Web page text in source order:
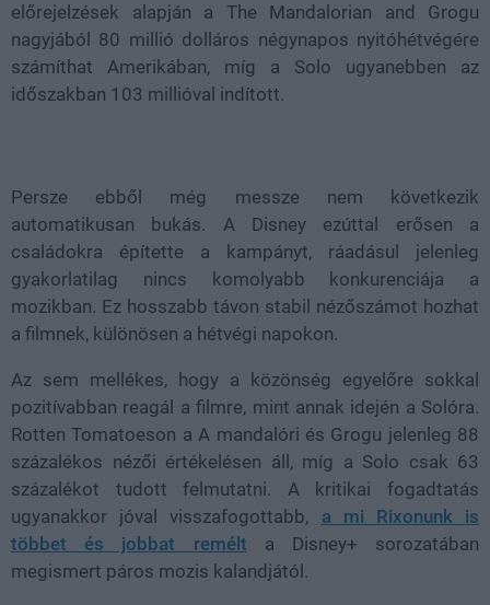
előrejelzések alapján a The Mandalorian and Grogu
nagyjából 80 millió dolláros négynapos nyitóhétvégére
számíthat Amerikában, míg a Solo ugyanebben az
időszakban 103 millióval indított.
Persze ebből még messze nem következik
automatikusan bukás. A Disney ezúttal erősen a
családokra építette a kampányt, ráadásul jelenleg
gyakorlatilag nincs komolyabb konkurenciája a
mozikban. Ez hosszabb távon stabil nézőszámot hozhat
a filmnek, különösen a hétvégi napokon.
Az sem mellékes, hogy a közönség egyelőre sokkal
pozitívabban reagál a filmre, mint annak idején a Solóra.
Rotten Tomatoeson a A mandalóri és Grogu jelenleg 88
százalékos nézői értékelésen áll, míg a Solo csak 63
százalékot tudott felmutatni. A kritikai fogadtatás
ugyanakkor jóval visszafogottabb, a mi Rixonunk is
többet és jobbat remélt a Disney+ sorozatában
megismert páros mozis kalandjától.